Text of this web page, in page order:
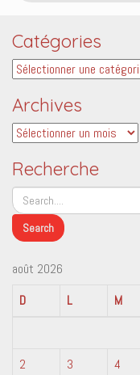
Catégories
Catégories
Archives
Archives
Recherche
août 2026
D
L M
2
3 4